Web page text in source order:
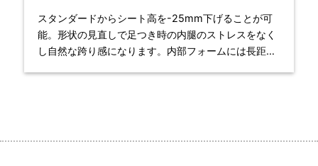
スタンダードからシート高を-25mm下げることが可
能。形状の見直しで足つき時の内腿のストレスをなく
し自然な跨り感になります。内部フォームには長距離